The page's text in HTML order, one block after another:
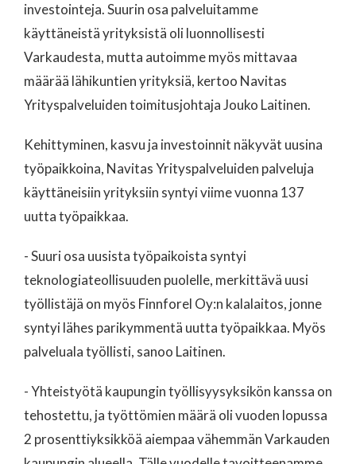
investointeja. Suurin osa palveluitamme
käyttäneistä yrityksistä oli luonnollisesti
Varkaudesta, mutta autoimme myös mittavaa
määrää lähikuntien yrityksiä, kertoo Navitas
Yrityspalveluiden toimitusjohtaja Jouko Laitinen.
Kehittyminen, kasvu ja investoinnit näkyvät uusina
työpaikkoina, Navitas Yrityspalveluiden palveluja
käyttäneisiin yrityksiin syntyi viime vuonna 137
uutta työpaikkaa.
- Suuri osa uusista työpaikoista syntyi
teknologiateollisuuden puolelle, merkittävä uusi
työllistäjä on myös Finnforel Oy:n kalalaitos, jonne
syntyi lähes parikymmentä uutta työpaikkaa. Myös
palveluala työllisti, sanoo Laitinen.
- Yhteistyötä kaupungin työllisyysyksikön kanssa on
tehostettu, ja työttömien määrä oli vuoden lopussa
2 prosenttiyksikköä aiempaa vähemmän Varkauden